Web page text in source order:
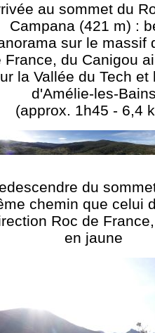
au sommet du
Campana (421 m) :
sur le massif
France, du Canigou
la Vallée du Tech et
d'Amélie-les-
(approx. 1h45 - 6,4
du
chemin que celui
Roc de
en jaune